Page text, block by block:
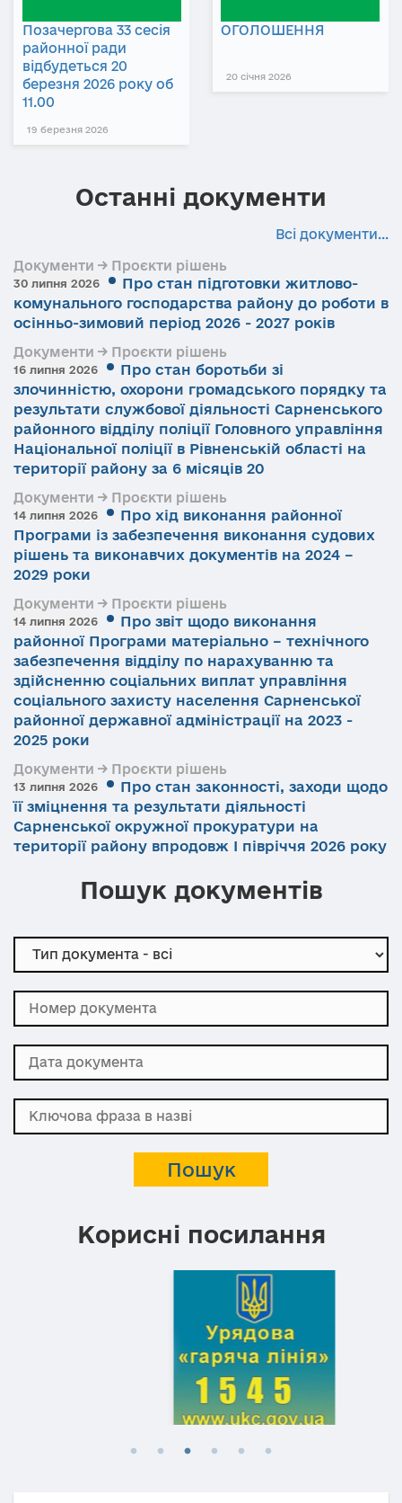
Позачергова 33 сесія
районної ради
відбудеться 20
березня 2026 року об
11.00
19 березня 2026
ОГОЛОШЕННЯ
20 січня 2026
Останні документи
Всі документи...
Документи → Проєкти рішень
30 липня 2026
Про стан підготовки житлово-
комунального господарства району до роботи в
осінньо-зимовий період 2026 - 2027 років
Документи → Проєкти рішень
16 липня 2026
Про стан боротьби зі
злочинністю, охорони громадського порядку та
результати службової діяльності Сарненського
районного відділу поліції Головного управління
Національної поліції в Рівненській області на
території району за 6 місяців 20
Документи → Проєкти рішень
14 липня 2026
Про хід виконання районної
Програми із забезпечення виконання судових
рішень та виконавчих документів на 2024 –
2029 роки
Документи → Проєкти рішень
14 липня 2026
Про звіт щодо виконання
районної Програми матеріально – технічного
забезпечення відділу по нарахуванню та
здійсненню соціальних виплат управління
соціального захисту населення Сарненської
районної державної адміністрації на 2023 -
2025 роки
Документи → Проєкти рішень
13 липня 2026
Про стан законності, заходи щодо
її зміцнення та результати діяльності
Сарненської окружної прокуратури на
території району впродовж І півріччя 2026 року
Пошук документів
Корисні посилання